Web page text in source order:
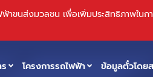
ฟ้าขนส่งมวลชน เพื่อเพิ่มประสิทธิภาพใน
โครงการรถไฟฟ้า ข้อมูลตั๋วโดย